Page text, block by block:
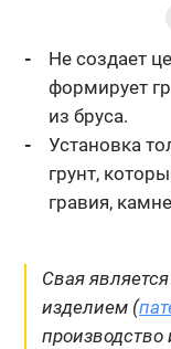
Не создает
формирует
из бруса.
Установка
грунт,
гравия,
Свая
изделием (
производство